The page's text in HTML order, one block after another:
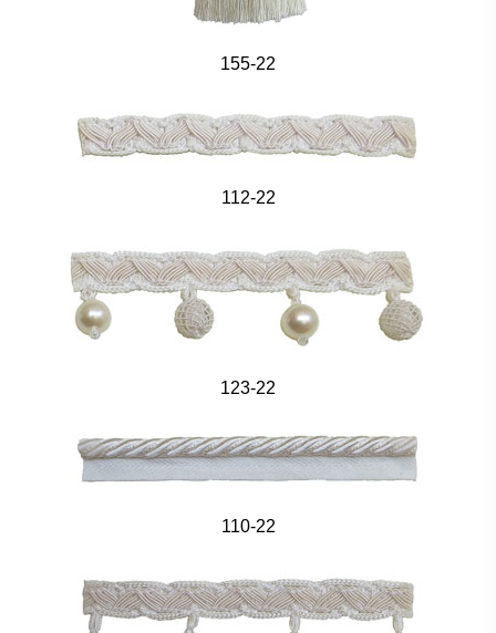
155-22
112-22
123-22
110-22